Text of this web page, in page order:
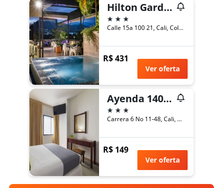
Hilton Garden Inn Cali Ciudad Jardin
3 estrelas
Calle 15a 100 21, Cali, Colômbia
R$ 431
Ver oferta
Ayenda 1408 Jaba Santiago de Cali
3 estrelas
Carrera 6 No 11-48, Cali, Colômbia
R$ 149
Ver oferta